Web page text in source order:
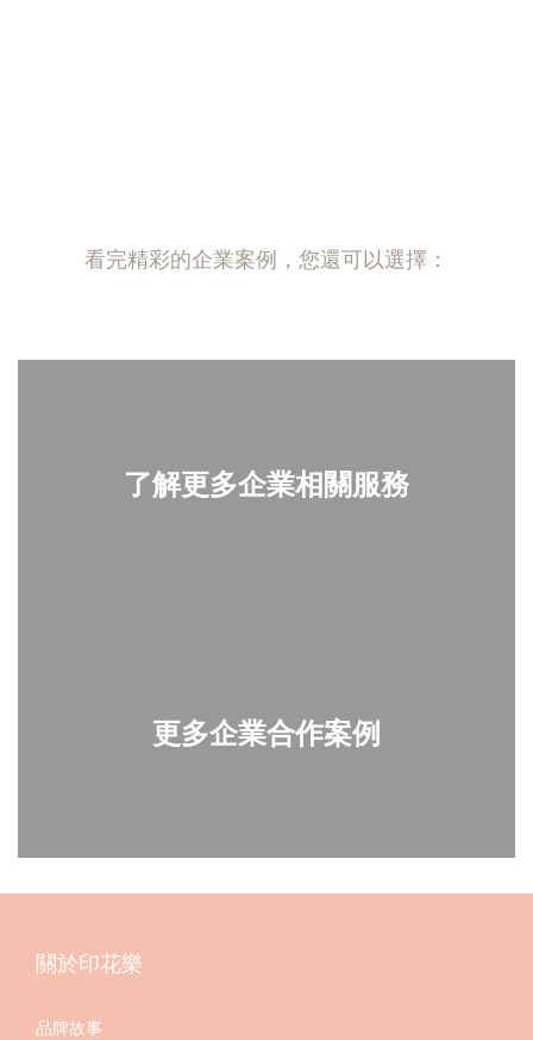
看完精彩的企業案例，您還可以選擇：
了解更多企業相關服務
更多企業合作案例
關於印花樂
品牌故事